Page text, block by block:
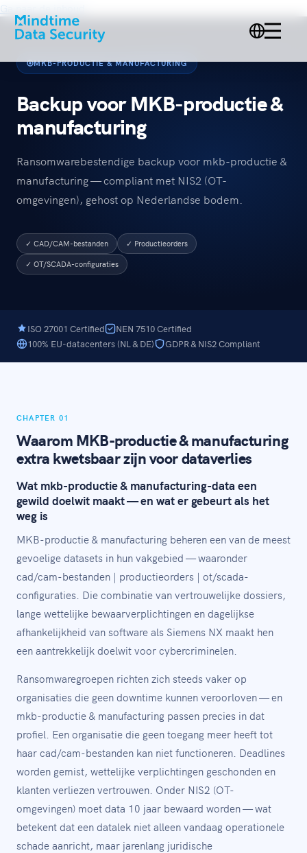
Ga naar de inhoud
MKB-PRODUCTIE & MANUFACTURING
Backup voor MKB-productie &
manufacturing
Ransomwarebestendige backup voor mkb-productie &
manufacturing — compliant met NIS2 (OT-
omgevingen), gehost op Nederlandse bodem.
✓ CAD/CAM-bestanden
✓ Productieorders
✓ OT/SCADA-configuraties
ISO 27001 Certified
NEN 7510 Certified
100% EU-datacenters (NL & DE)
GDPR & NIS2 Compliant
CHAPTER 01
Waarom MKB-productie & manufacturing
extra kwetsbaar zijn voor dataverlies
Wat mkb-productie & manufacturing-data een
gewild doelwit maakt — en wat er gebeurt als het
weg is
MKB-productie & manufacturing beheren een van de meest
gevoelige datasets in hun vakgebied — waaronder
cad/cam-bestanden | productieorders | ot/scada-
configuraties. Die combinatie van vertrouwelijke dossiers,
lange wettelijke bewaarverplichtingen en dagelijkse
afhankelijkheid van software als Siemens NX maakt hen
een aantrekkelijk doelwit voor cybercriminelen.
Ransomwaregroepen richten zich steeds vaker op
organisaties die geen downtime kunnen veroorloven — en
mkb-productie & manufacturing passen precies in dat
profiel. Een organisatie die geen toegang meer heeft tot
haar cad/cam-bestanden kan niet functioneren. Deadlines
worden gemist, wettelijke verplichtingen geschonden en
klanten verliezen vertrouwen. Onder NIS2 (OT-
omgevingen) moet data 10 jaar bewaard worden — wat
betekent dat een datalek niet alleen vandaag operationele
schade aanricht, maar jarenlang juridische